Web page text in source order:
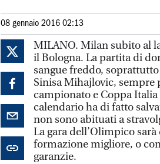
08 gennaio 2016 02:13
MILANO. Milan subito al
il Bologna. La partita di
sangue freddo,
Sinisa Mihajlovic, sempre
campionato e Coppa
calendario ha di fatto
non sono abituati a
La gara dell’Olimpico
formazione migliore, o
garanzie.